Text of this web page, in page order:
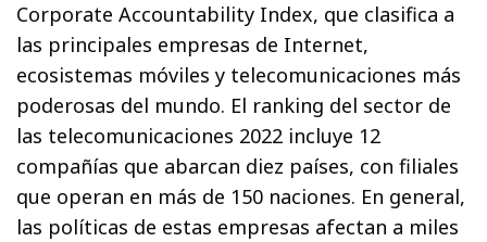
Corporate Accountability Index, que clasifica a
las principales empresas de Internet,
ecosistemas móviles y telecomunicaciones más
poderosas del mundo. El ranking del sector de
las telecomunicaciones 2022 incluye 12
compañías que abarcan diez países, con filiales
que operan en más de 150 naciones. En general,
las políticas de estas empresas afectan a miles